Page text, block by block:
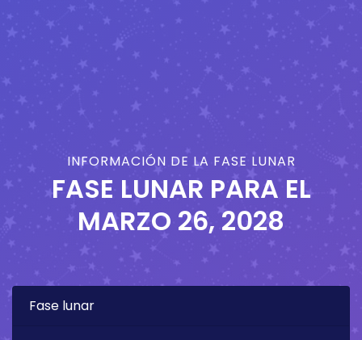
INFORMACIÓN DE LA FASE LUNAR
FASE LUNAR PARA EL
MARZO 26, 2028
Fase lunar